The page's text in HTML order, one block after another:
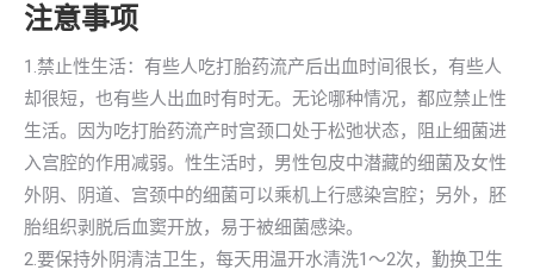
注意事项
1.禁止性生活：有些人吃打胎药流产后出血时间很长，有些人
却很短，也有些人出血时有时无。无论哪种情况，都应禁止性
生活。因为吃打胎药流产时宫颈口处于松弛状态，阻止细菌进
入宫腔的作用减弱。性生活时，男性包皮中潜藏的细菌及女性
外阴、阴道、宫颈中的细菌可以乘机上行感染宫腔；另外，胚
胎组织剥脱后血窦开放，易于被细菌感染。
2.要保持外阴清洁卫生，每天用温开水清洗1～2次，勤换卫生